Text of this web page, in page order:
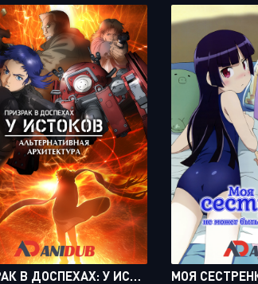
ПРИЗРАК В ДОСПЕХАХ: У ИСТОКОВ - АЛЬТЕРНАТИВНАЯ АРХИТЕКТУРА / KOUKAKU KIDOUTAI ARISE: ALTERNATIVE ARCHITECTURE [10 ИЗ 10]